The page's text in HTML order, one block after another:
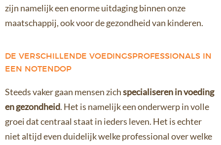
zijn namelijk een enorme uitdaging binnen onze
maatschappij, ook voor de gezondheid van kinderen.
DE VERSCHILLENDE VOEDINGSPROFESSIONALS IN
EEN NOTENDOP
Steeds vaker gaan mensen zichspecialiseren in voeding
en gezondheid. Het is namelijk een onderwerp in volle
groei dat centraal staat in ieders leven. Het is echter
niet altijd even duidelijk welke professional over welke